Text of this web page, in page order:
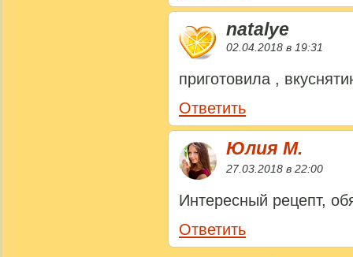
natalye
02.04.2018 в 19:31
приготовила ,
Ответить
Юлия M.
27.03.2018 в 22:00
Интересный рецепт,
Ответить